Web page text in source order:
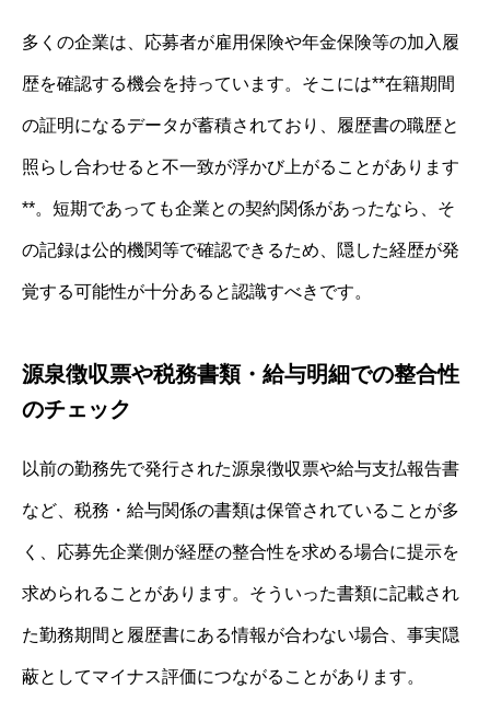
多くの企業は、応募者が雇用保険や年金保険等の加入履
歴を確認する機会を持っています。そこには**在籍期間
の証明になるデータが蓄積されており、履歴書の職歴と
照らし合わせると不一致が浮かび上がることがあります
**。短期であっても企業との契約関係があったなら、そ
の記録は公的機関等で確認できるため、隠した経歴が発
覚する可能性が十分あると認識すべきです。
源泉徴収票や税務書類・給与明細での整合性
のチェック
以前の勤務先で発行された源泉徴収票や給与支払報告書
など、税務・給与関係の書類は保管されていることが多
く、応募先企業側が経歴の整合性を求める場合に提示を
求められることがあります。そういった書類に記載され
た勤務期間と履歴書にある情報が合わない場合、事実隠
蔽としてマイナス評価につながることがあります。